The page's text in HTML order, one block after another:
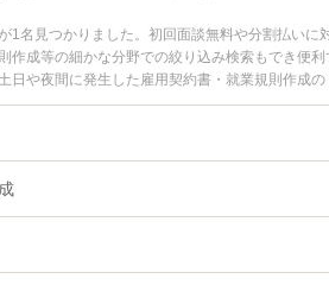
名見つかりました。初回面談無料や分割払い
成等の細かな分野での絞り込み検索もでき便
や夜間に発生した雇用契約書・就業規則作成
『初回相談無料で雇用契約書・就業規則作成を